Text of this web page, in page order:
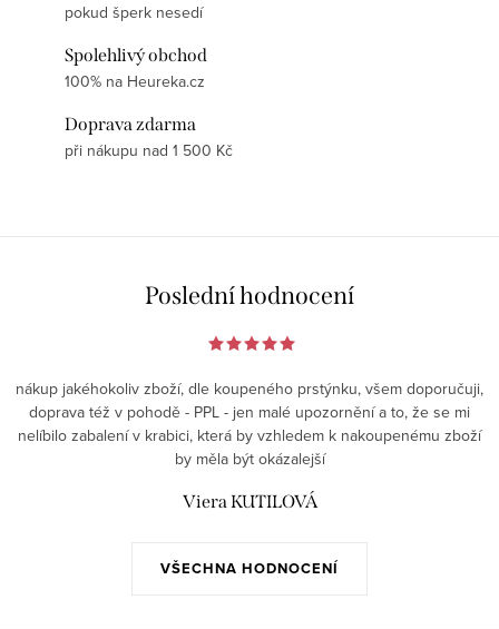
pokud šperk nesedí
Spolehlivý obchod
100% na Heureka.cz
Doprava zdarma
při nákupu nad 1 500 Kč
Poslední hodnocení
VŠECHNA HODNOCENÍ
nákup jakéhokoliv zboží, dle koupeného prstýnku, všem doporučuji,
doprava též v pohodě - PPL - jen malé upozornění a to, že se mi
nelíbilo zabalení v krabici, která by vzhledem k nakoupenému zboží
by měla být okázalejší
Viera KUTILOVÁ